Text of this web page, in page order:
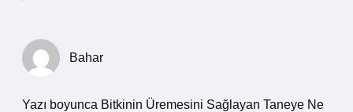
Bahar
Yazı boyunca Bitkinin Üremesini Sağlayan Taneye Ne